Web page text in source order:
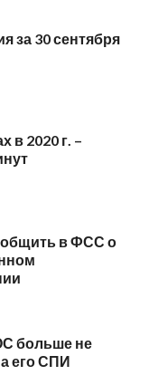
за 30 сентября
в 2020 г. –
в ФСС о
больше не
его СПИ